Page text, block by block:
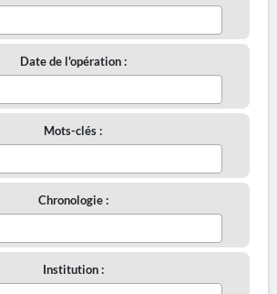
Date de l'opération :
Mots-clés :
Chronologie :
Institution :